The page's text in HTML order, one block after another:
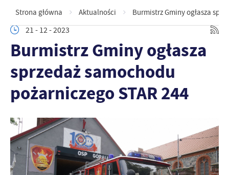
Strona główna Aktualności
Burmistrz Gminy ogłasza
21 - 12 - 2023
Burmistrz Gminy ogłasza
sprzedaż samochodu
pożarniczego STAR 244